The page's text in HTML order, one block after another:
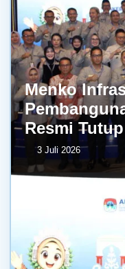
Menko
Resmi
3 Juli 2026